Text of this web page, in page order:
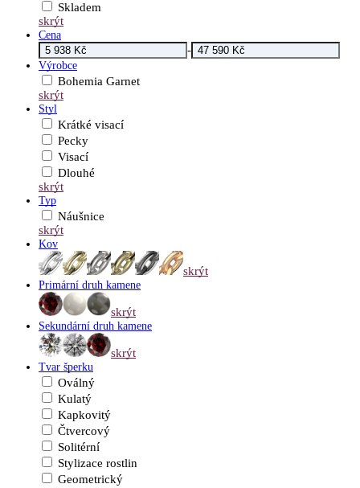
Skladem
skrýt
Cena
-
Výrobce
Bohemia Garnet
skrýt
Styl
Krátké visací
Pecky
Visací
Dlouhé
skrýt
Typ
Náušnice
skrýt
Kov
skrýt
Primární druh kamene
skrýt
Sekundární druh kamene
skrýt
Tvar šperku
Oválný
Kulatý
Kapkovitý
Čtvercový
Solitérní
Stylizace rostlin
Geometrický